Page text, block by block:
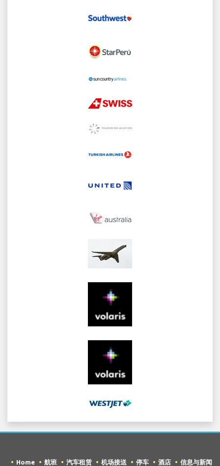
Home 航班 汽车租赁 机场接送 停车 酒店 信息与新闻